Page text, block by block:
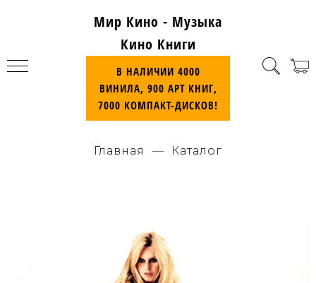
Мир Кино - Музыка
Кино Книги
В НАЛИЧИИ 4000
ВИНИЛА, 900 АРТ КНИГ,
7000 КОМПАКТ-ДИСКОВ!
Главная Каталог